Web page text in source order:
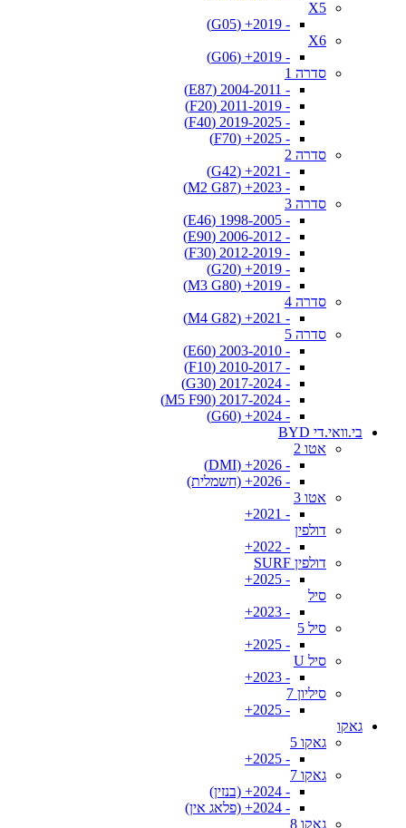
X5
- 2019+ (G05)
X6
- 2019+ (G06)
סדרה 1
- 2004-2011 (E87)
- 2011-2019 (F20)
- 2019-2025 (F40)
- 2025+ (F70)
סדרה 2
- 2021+ (G42)
- 2023+ (M2 G87)
סדרה 3
- 1998-2005 (E46)
- 2006-2012 (E90)
- 2012-2019 (F30)
- 2019+ (G20)
- 2019+ (M3 G80)
סדרה 4
- 2021+ (M4 G82)
סדרה 5
- 2003-2010 (E60)
- 2010-2017 (F10)
- 2017-2024 (G30)
- 2017-2024 (M5 F90)
- 2024+ (G60)
בי.וואי.די BYD
אטו 2
- 2026+ (DMI)
- 2026+ (חשמלית)
אטו 3
- 2021+
דולפין
- 2022+
דולפין SURF
- 2025+
סיל
- 2023+
סיל 5
- 2025+
סיל U
- 2023+
סיליון 7
- 2025+
גאקו
גאקו 5
- 2025+
גאקו 7
- 2024+ (בנזין)
- 2024+ (פלאג אין)
גאקו 8